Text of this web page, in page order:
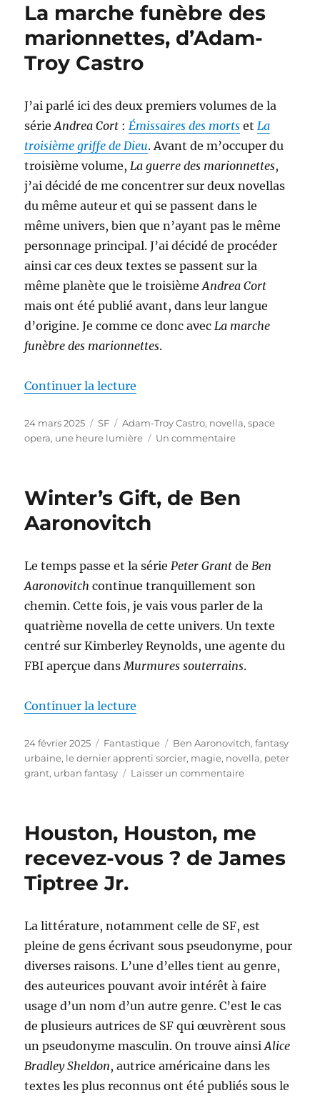
La marche funèbre des
marionnettes, d’Adam-
Troy Castro
J’ai parlé ici des deux premiers volumes de la
sérieAndrea Cort :Émissaires des morts etLa
troisième griffe de Dieu. Avant de m’occuper du
troisième volume,La guerre des marionnettes,
j’ai décidé de me concentrer sur deux novellas
du même auteur et qui se passent dans le
même univers, bien que n’ayant pas le même
personnage principal. J’ai décidé de procéder
ainsi car ces deux textes se passent sur la
même planète que le troisièmeAndrea Cort
mais ont été publié avant, dans leur langue
d’origine. Je comme ce donc avecLa marche
funèbre des marionnettes.
Continuer la lecture
Publié
le
24 mars 2025 Catégories
SF Étiquettes
Adam-Troy Castro, novella,space
opera, une heure lumière Un commentairesur
des
Winter’s Gift, de Ben
Aaronovitch
Le temps passe et la sériePeter Grant deBen
Aaronovitch continue tranquillement son
chemin. Cette fois, je vais vous parler de la
quatrième novella de cette univers. Un texte
centré sur Kimberley Reynolds, une agente du
FBI aperçue dansMurmures souterrains.
Continuer la lecture
Publié
le
24 février 2025 Catégories
Fantastique Étiquettes
Ben Aaronovitch,fantasy
urbaine, le dernier apprenti sorcier, magie, novella, peter
grant, urban fantasy Laisser un commentairesur
Ben
Houston, Houston, me
recevez-vous ? de James
Tiptree Jr.
La littérature, notamment celle de SF, est
pleine de gens écrivant sous pseudonyme, pour
diverses raisons. L’une d’elles tient au genre,
des auteurices pouvant avoir intérêt à faire
usage d’un nom d’un autre genre. C’est le cas
de plusieurs autrices de SF qui œuvrèrent sous
un pseudonyme masculin. On trouve ainsiAlice
Bradley Sheldon, autrice américaine dans les
textes les plus reconnus ont été publiés sous le